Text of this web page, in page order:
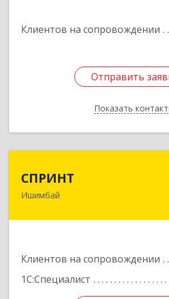
Клиентов на сопровождении
Отправить
Показать
Отправить
Назад
СПРИНТ
Ишимбай
Клиентов на сопровождении
1С:Специалист
453201, Башкортостан Респ,